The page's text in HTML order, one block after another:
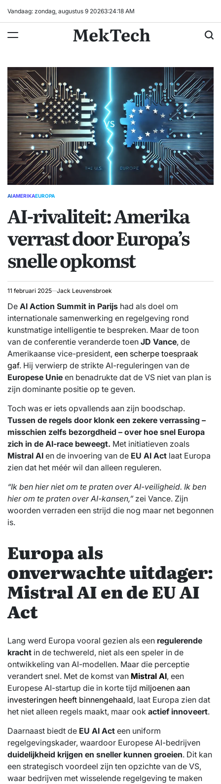
inhoud
Vandaag: zondag, augustus 9 20263:24:19 AM
MekTech
GEPLAATST
AIAMERIKAEUROPA
AI-rivaliteit: Amerika
verrast door Europa’s
snelle opkomst
11 februari 2025 Jack Leuvensbroek
De AI Action Summit in Parijs had als doel om
internationale samenwerking en regelgeving rond
kunstmatige intelligentie te bespreken. Maar de toon
van de conferentie veranderde toen JD Vance, de
Amerikaanse vice-president, een scherpe toespraak
gaf. Hij verwierp de strikte AI-reguleringen van de
Europese Unie en benadrukte dat de VS niet van plan is
zijn dominante positie op te geven.
Toch was er iets opvallends aan zijn boodschap.
Tussen de regels door klonk een zekere verrassing –
misschien zelfs bezorgdheid – over hoe snel Europa
zich in de AI-race beweegt. Met initiatieven zoals
Mistral AI en de invoering van de EU AI Act laat Europa
zien dat het méér wil dan alleen reguleren.
“Ik ben hier niet om te praten over AI-veiligheid. Ik ben
hier om te praten over AI-kansen,”zei Vance. Zijn
woorden verraden een strijd die nog maar net begonnen
is.
Europa als
onverwachte uitdager:
Mistral AI en de EU AI
Act
Lang werd Europa vooral gezien als een regulerende
kracht in de techwereld, niet als een speler in de
ontwikkeling van AI-modellen. Maar die perceptie
verandert snel. Met de komst van Mistral AI, een
Europese AI-startup die in korte tijd miljoenen aan
investeringen heeft binnengehaald, laat Europa zien dat
het niet alleen regels maakt, maar ook actief innoveert.
Daarnaast biedt de EU AI Act een uniform
regelgevingskader, waardoor Europese AI-bedrijven
duidelijkheid krijgen en sneller kunnen groeien. Dit kan
een strategisch voordeel zijn ten opzichte van de VS,
waar bedrijven met wisselende regelgeving te maken